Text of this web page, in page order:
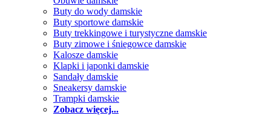
Buty do wody damskie
Buty sportowe damskie
Buty trekkingowe i turystyczne damskie
Buty zimowe i śniegowce damskie
Kalosze damskie
Klapki i japonki damskie
Sandały damskie
Sneakersy damskie
Trampki damskie
Zobacz więcej...